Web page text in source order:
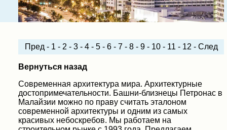
Пред - 1 - 2 - 3- 4- 5- 6- 7- 8- 9- 10- 11 - 12 - След
Вернуться назад
Современная архитектура мира. Архитектурные
достопримечательности. Башни-близнецы Петронас в
Малайзии можно по праву считать эталоном
современной архитектуры и одним из самых
красивых небоскребов. Мы работаем на